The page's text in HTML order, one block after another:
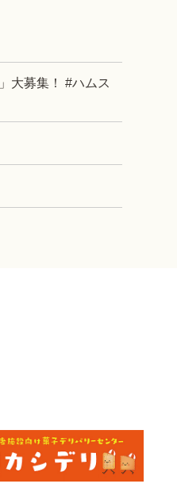
大募集！ #ハムス